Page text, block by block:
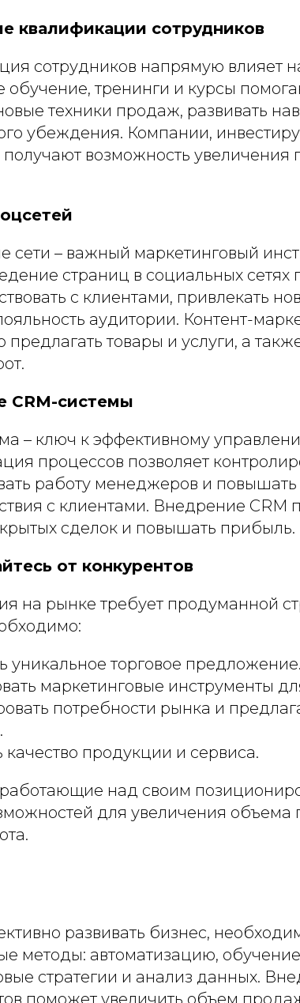
квалификации сотрудников
сотрудников напрямую влияет
обучение, тренинги и курсы
техники продаж, развивать
убеждения. Компании,
получают возможность
сети – важный маркетинговый
страниц в социальных сетях
с клиентами, привлекать
аудитории. Контент-
предлагать товары и услуги, а
CRM-системы
– ключ к эффективному
процессов позволяет
работу менеджеров и повышать
с клиентами. Внедрение CRM
сделок и повышать прибыль.
от конкурентов
на рынке требует продуманной
уникальное торговое предложение.
маркетинговые инструменты
потребности рынка и
качество продукции и сервиса.
над своим
для увеличения объема
развивать бизнес,
методы: автоматизацию,
стратегии и анализ данных.
поможет увеличить объем